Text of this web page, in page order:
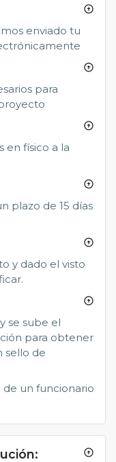
arrow_circle_up
enviado tu
arrow_circle_up
para
arrow_circle_up
en físico a la
arrow_circle_up
plazo de 15 días
arrow_circle_up
y dado el visto
arrow_circle_up
se sube el
para obtener
sello de
un funcionario
arrow_circle_up